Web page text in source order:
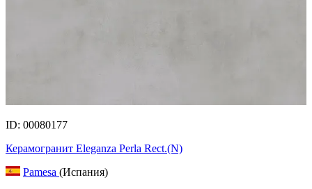
ID: 00080177
Керамогранит Eleganza Perla Rect.(N)
Pamesa (Испания)